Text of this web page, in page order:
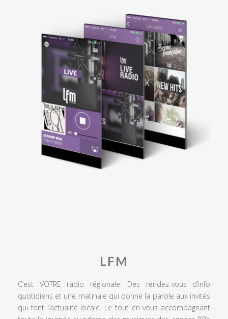
LFM
C’est VOTRE radio régionale. Des rendez-vous d’info
quotidiens et une matinale qui donne la parole aux invités
qui font l’actualité locale. Le tout en vous accompagnant